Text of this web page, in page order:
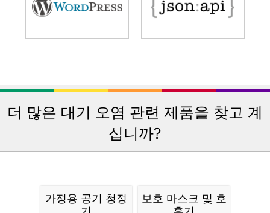
더 많은 대기 오염 관련 제품을 찾고 계
십니까?
가정용 공기 청정
보호 마스크 및 호